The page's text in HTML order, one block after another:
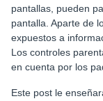
pantallas, pueden
pantalla. Aparte de
expuestos a
Los controles
en cuenta por los
Este post le